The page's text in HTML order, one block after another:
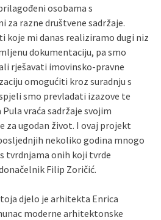
osobama s
razne društvene sadržaje.
koje mi danas realiziramo dugi niz
dokumentaciju, pa smo
rješavati imovinsko-pravne
omogućiti kroz suradnju s
smo prevladati izazove te
vraća sadržaje svojim
za ugodan život. I ovaj projekt
nekoliko godina mnogo
tvrdnjama onih koji tvrde
Filip Zoričić.
djelo je arhitekta Enrica
moderne arhitektonske